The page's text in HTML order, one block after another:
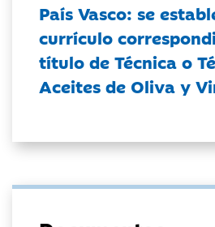
País Vasco: se
currículo
título de Técnica o
Aceites de Oliva y